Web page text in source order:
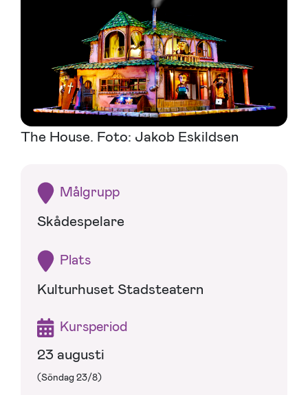
The House. Foto: Jakob Eskildsen
Målgrupp
Skådespelare
Plats
Kulturhuset Stadsteatern
Kursperiod
23 augusti
(Söndag 23/8)